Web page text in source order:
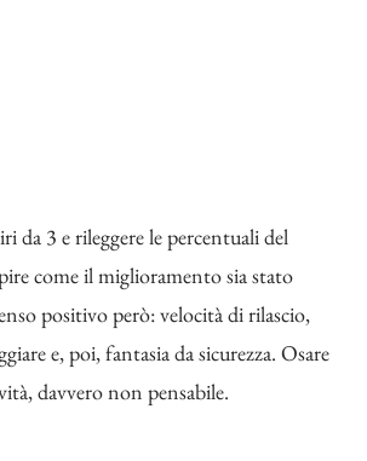
da 3 e rileggere le percentuali del
come il miglioramento sia stato
positivo però: velocità di rilascio,
e, poi, fantasia da sicurezza. Osare
davvero non pensabile.